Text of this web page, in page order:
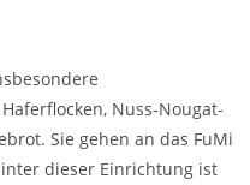
Nuss-Nougat-
Sie gehen an das FuMi
dieser Einrichtung ist